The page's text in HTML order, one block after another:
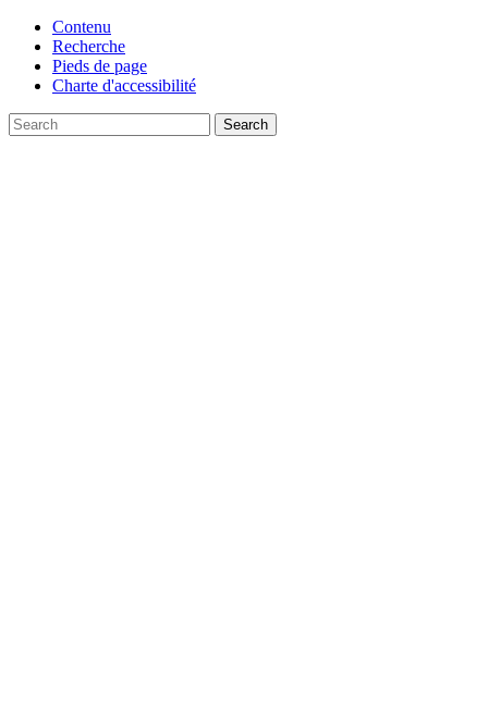
Contenu
Recherche
Pieds de page
Charte d'accessibilité